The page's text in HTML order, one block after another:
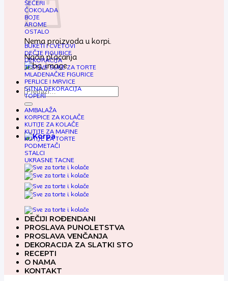
Nema proizvoda u korpi.
Način plaćanja
Pretraga
za:
ŠEĆERI
ČOKOLADA
BOJE
AROME
OSTALO
BUKETI I CVETOVI
DEČJE FIGURICE
DEKORACIJA
JESTIVE SLIKE ZA TORTE
MLADENAČKE FIGURICE
PERLICE I MRVICE
SITNA DEKORACIJA
TOPERI
AMBALAŽA
KORPICE ZA KOLAČE
KUTIJE ZA KOLAČE
KUTIJE ZA MAFINE
KUTIJE ZA TORTE
PODMETAČI
STALCI
UKRASNE TACNE
DEČIJI ROĐENDANI
PROSLAVA PUNOLETSTVA
PROSLAVA VENČANJA
DEKORACIJA ZA SLATKI STO
RECEPTI
O NAMA
KONTAKT